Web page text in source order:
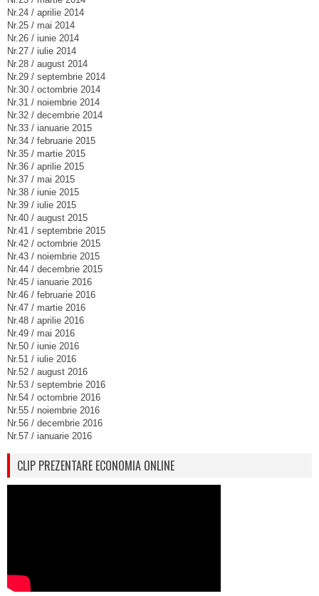
Nr.24 / aprilie 2014
Nr.25 / mai 2014
Nr.26 / iunie 2014
Nr.27 / iulie 2014
Nr.28 / august 2014
Nr.29 / septembrie 2014
Nr.30 / octombrie 2014
Nr.31 / noiembrie 2014
Nr.32 / decembrie 2014
Nr.33 / ianuarie 2015
Nr.34 / februarie 2015
Nr.35 / martie 2015
Nr.36 / aprilie 2015
Nr.37 / mai 2015
Nr.38 / iunie 2015
Nr.39 / iulie 2015
Nr.40 / august 2015
Nr.41 / septembrie 2015
Nr.42 / octombrie 2015
Nr.43 / noiembrie 2015
Nr.44 / decembrie 2015
Nr.45 / ianuarie 2016
Nr.46 / februarie 2016
Nr.47 / martie 2016
Nr.48 / aprilie 2016
Nr.49 / mai 2016
Nr.50 / iunie 2016
Nr.51 / iulie 2016
Nr.52 / august 2016
Nr.53 / septembrie 2016
Nr.54 / octombrie 2016
Nr.55 / noiembrie 2016
Nr.56 / decembrie 2016
Nr.57 / ianuarie 2016
CLIP PREZENTARE ECONOMIA ONLINE